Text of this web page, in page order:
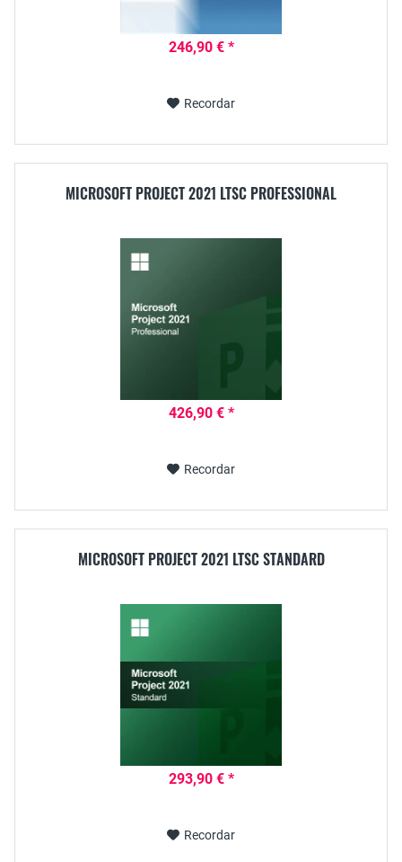
246,90 € *
Recordar
MICROSOFT PROJECT 2021 LTSC PROFESSIONAL
426,90 € *
Recordar
MICROSOFT PROJECT 2021 LTSC STANDARD
293,90 € *
Recordar